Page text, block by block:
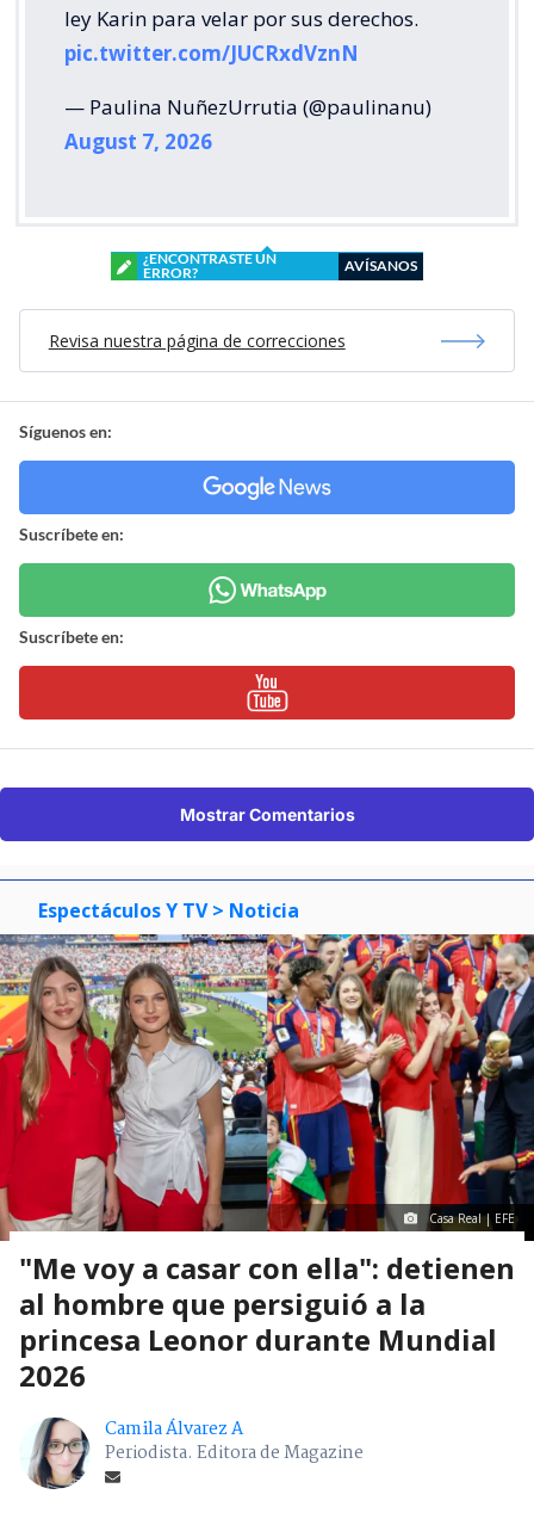
ley Karin para velar por sus derechos.
pic.twitter.com/JUCRxdVznN
— Paulina NuñezUrrutia (@paulinanu)
August 7, 2026
¿ENCONTRASTE UN
ERROR?
AVÍSANOS
Revisa nuestra página de correcciones
Síguenos en:
Suscríbete en:
Suscríbete en:
Mostrar Comentarios
Espectáculos Y TV > Noticia
Casa Real | EFE
"Me voy a casar con ella": detienen
al hombre que persiguió a la
princesa Leonor durante Mundial
2026
Camila Álvarez A
Periodista. Editora de Magazine